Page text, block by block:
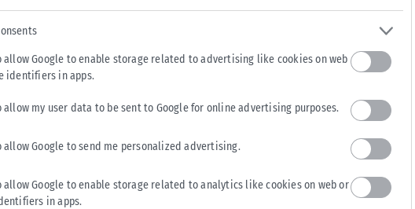
allow Google to enable storage related to advertising like cookies on web
identifiers in apps.
allow my user data to be sent to Google for online advertising purposes.
allow Google to send me personalized advertising.
allow Google to enable storage related to analytics like cookies on web or
in apps.
στην αφυδάτωση, ιδιαίτερα σε συνθήκες υψηλών
τηγανητών, πολύ λιπαρών τροφών και μεγάλων γευμάτων
ιδιαίτερα τις ώρες με υψηλές θερμοκρασίες»
ημέρα. Όσο για τα σνακ στην παραλία, συστήνει να
αλάτι και κορεσμένα λιπαρά. Αντίθετα, πιο
ξηροί καρποί, το τοστ, το γιαούρτι και τα σπιτικά